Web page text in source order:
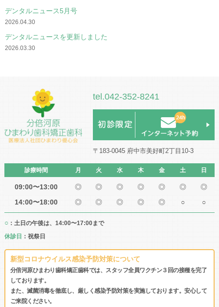
デンタルニュース5月号
2026.04.30
デンタルニュースを更新しました
2026.03.30
tel.042-352-8241
〒183-0045 府中市美好町2丁目10-3
診療時間 月 火 水 木 金 土 日
09:00〜13:00 ◎ ◎ ◎ ◎ ◎ ◎
◎
14:00〜18:00
◎ ◎ ◎ ◎ ◎ ○ ○
○：土日の午後は、14:00〜17:00まで
休診日 ：祝祭日
新型コロナウイルス感染予防対策について
分倍河原ひまわり歯科矯正歯科では、スタッフ全員ワクチン３回の接種を完了
しております。
また、滅菌消毒を徹底し、厳しく感染予防対策を実施しております。安心して
ご来院ください。